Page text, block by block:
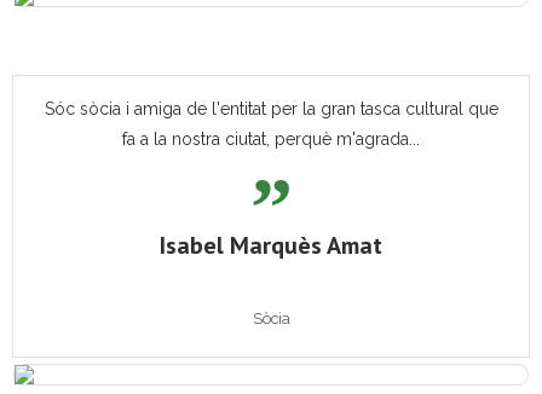
Sóc sòcia i amiga de l'entitat per la gran tasca cultural que
fa a la nostra ciutat, perquè m'agrada...
Isabel Marquès Amat
Sòcia